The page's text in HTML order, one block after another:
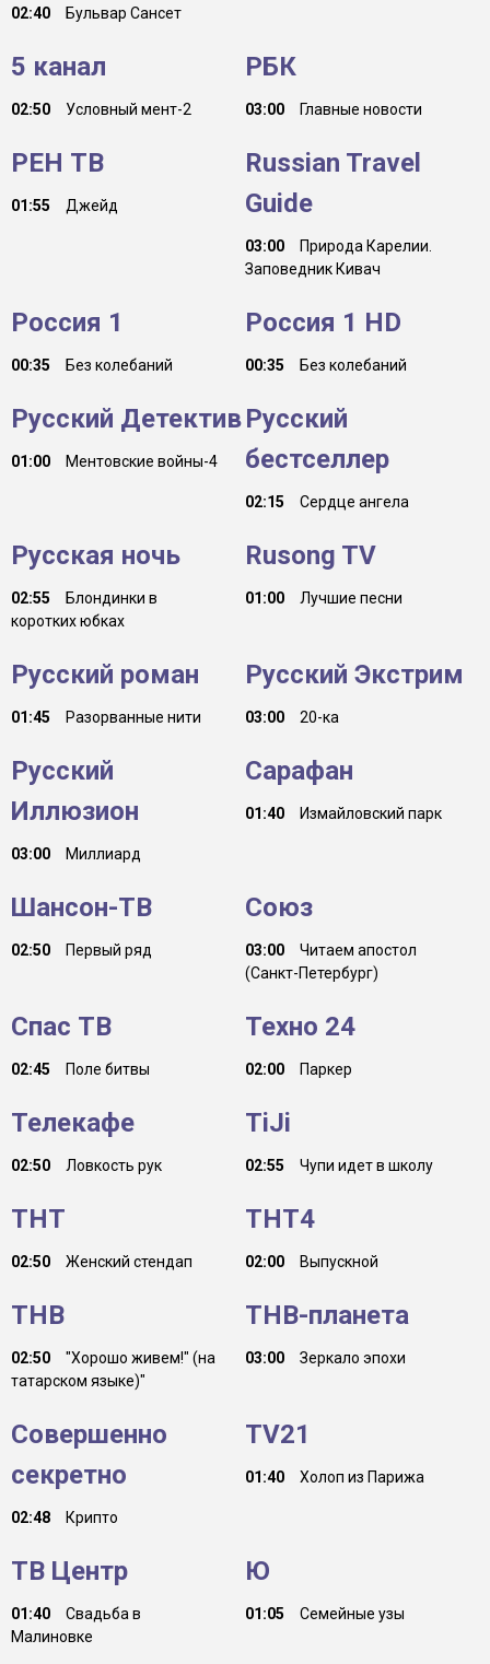
02:40 Бульвар Сансет
5 канал
02:50 Условный мент-2
РБК
03:00 Главные новости
РЕН ТВ
01:55 Джейд
Russian Travel
Guide
03:00
Природа Карелии.
Заповедник Кивач
Россия 1
00:35 Без колебаний
Россия 1 HD
00:35 Без колебаний
Русский Детектив
01:00 Ментовские войны-4
Русский
бестселлер
02:15 Сердце ангела
Русская ночь
02:55
Блондинки в
коротких юбках
Rusong TV
01:00 Лучшие песни
Русский роман
01:45 Разорванные нити
Русский Экстрим
03:00 20-ка
Русский
Иллюзион
03:00 Миллиард
Сарафан
01:40 Измайловский парк
Шансон-TB
02:50 Первый ряд
Союз
03:00
Читаем апостол
(Санкт-Петербург)
Спас ТВ
02:45 Поле битвы
Техно 24
02:00 Паркер
Телекафе
02:50 Ловкость рук
TiJi
02:55 Чупи идет в школу
ТНТ
02:50 Женский стендап
ТНТ4
02:00 Выпускной
ТНВ
02:50
"Хорошо живем!" (на
татарском языке)"
ТНВ-планета
03:00 Зеркало эпохи
Совершенно
секретно
02:48 Крипто
TV21
01:40 Холоп из Парижа
ТВ Центр
01:40
Свадьба в
Малиновке
Ю
01:05 Семейные узы